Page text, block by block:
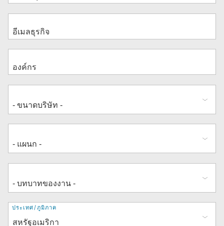
ที่
อยู่
ประเทศ/ภูมิภาค